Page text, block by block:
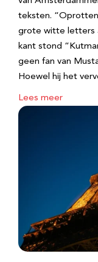
teksten.
grote witte letters
kant stond
geen fan van
Hoewel hij het
Lees meer